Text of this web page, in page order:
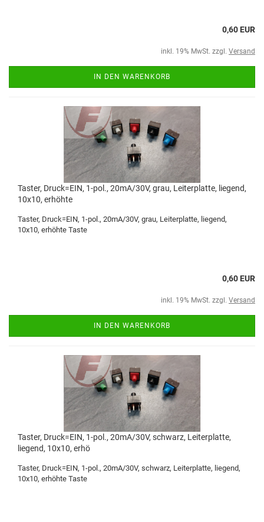
0,60 EUR
inkl. 19% MwSt. zzgl. Versand
IN DEN WARENKORB
Taster, Druck=EIN, 1-pol., 20mA/30V, grau, Leiterplatte, liegend,
10x10, erhöhte
Taster, Druck=EIN, 1-pol., 20mA/30V, grau, Leiterplatte, liegend,
10x10, erhöhte Taste
0,60 EUR
inkl. 19% MwSt. zzgl. Versand
IN DEN WARENKORB
Taster, Druck=EIN, 1-pol., 20mA/30V, schwarz, Leiterplatte,
liegend, 10x10, erhö
Taster, Druck=EIN, 1-pol., 20mA/30V, schwarz, Leiterplatte, liegend,
10x10, erhöhte Taste